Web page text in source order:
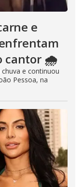
e
enfrentam
cantor 🌧️
e continuou
Pessoa, na